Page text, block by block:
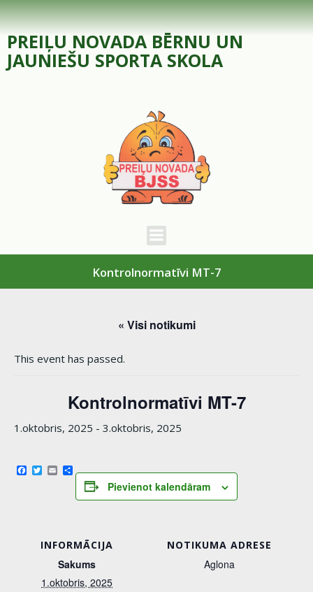
Skip
to
content
PREIĻU NOVADA BĒRNU UN
JAUNIEŠU SPORTA SKOLA
Kontrolnormatīvi MT-7
« Visi notikumi
This event has passed.
Kontrolnormatīvi MT-7
1.oktobris, 2025 - 3.oktobris, 2025
Facebook
Twitter
EmailShare
Pievienot kalendāram
INFORMĀCIJA
Sakums
1.oktobris, 2025
NOTIKUMA ADRESE
Aglona